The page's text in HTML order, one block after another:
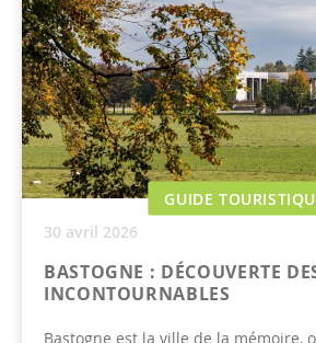
GUIDE
30 avril 2026
BASTOGNE : DÉCOUVERTE
INCONTOURNABLES
Bastogne est la ville de la mémoire,